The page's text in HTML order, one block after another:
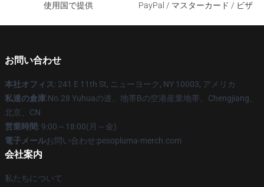
使用国で提供
PayPal / マスターカード / ビザ
お問い合わせ
本社オフィス: 241 E 11th St, ニューヨーク, NY 10003, アメリカ
私達の倉庫:No.28 Yuhuaの道、地帯Bの空港産業地帯、Chengjiang、
北京、CN
営業時間: 9:00～18:00(月～金)
電子メールお問い合わせ:pesopluma-merch.com
会社案内
私たちについて